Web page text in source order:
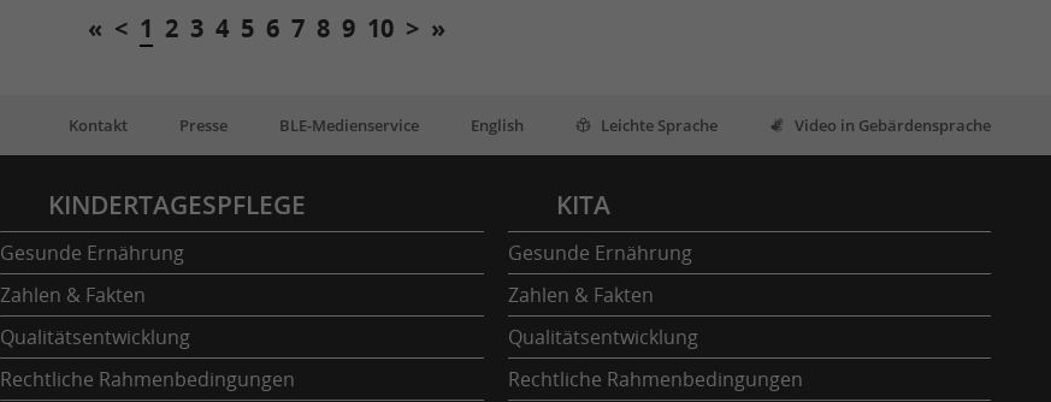
« < 1 2 3 4 5 6 7 8 9 10 > »
Kontakt Presse BLE-Medienservice English Leichte Sprache Video in Gebärdensprache
KINDERTAGESPFLEGE
Gesunde Ernährung
Zahlen & Fakten
Qualitätsentwicklung
Rechtliche Rahmenbedingungen
KITA
Gesunde Ernährung
Zahlen & Fakten
Qualitätsentwicklung
Rechtliche Rahmenbedingungen